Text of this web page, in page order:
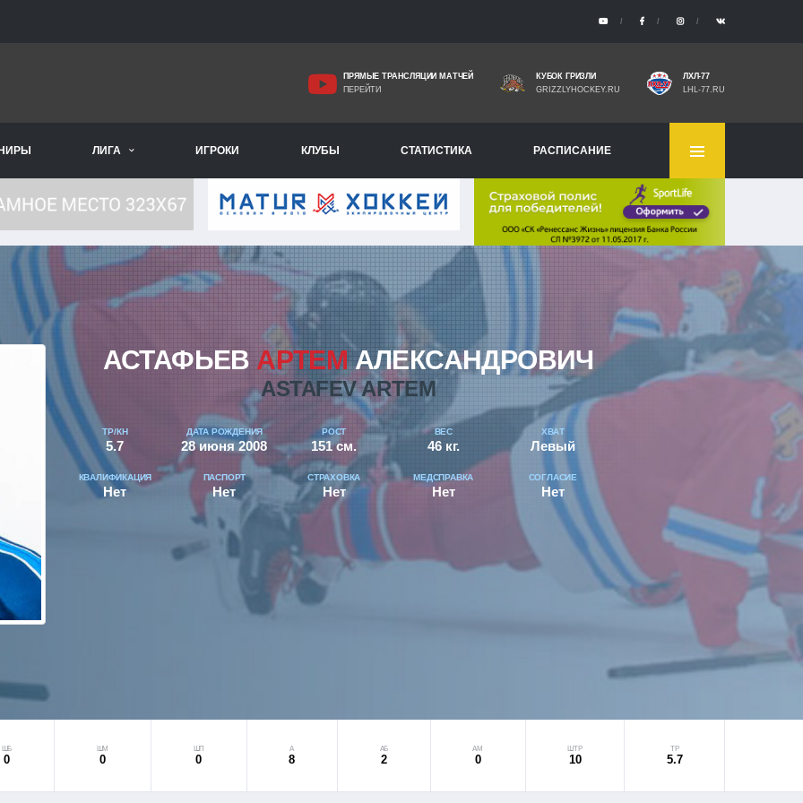
ПРЯМЫЕ ТРАНСЛЯЦИИ МАТЧЕЙ
ПЕРЕЙТИ
КУБОК ГРИЗЛИ
GRIZZLYHOCKEY.RU
ЛХЛ-77
LHL-77.RU
ЛИГА ИГРОКИ КЛУБЫ СТАТИСТИКА РАСПИСАНИЕ
АСТАФЬЕВ АРТЕМАЛЕКСАНДРОВИЧ
ASTAFEV ARTEM
ТР/КН
5.7
ДАТА РОЖДЕНИЯ
28 июня 2008
РОСТ
151 см.
ВЕС
46 кг.
ХВАТ
Левый
КВАЛИФИКАЦИЯ
Нет
ПАСПОРТ
Нет
СТРАХОВКА
Нет
МЕДСПРАВКА
Нет
СОГЛАСИЕ
Нет
ШБ
0
ШМ
0
ШП
0
А
8
АБ
2
АМ
0
ШТР
10
ТР
5.7